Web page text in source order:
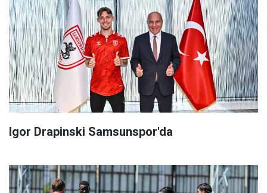
Igor Drapinski Samsunspor'da